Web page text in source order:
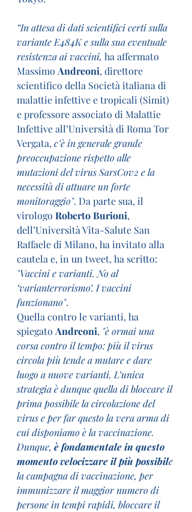
“In attesa di dati scientifici certi sulla
variante E484K e sulla sua eventuale
resistenza ai vaccini, ha affermato
Massimo Andreoni, direttore
scientifico della Società italiana di
malattie infettive e tropicali (Simit)
e professore associato di Malattie
Infettive all’Università di Roma Tor
Vergata, c’è in generale grande
preoccupazione rispetto alle
mutazioni del virus SarsCov2 e la
necessità di attuare un forte
monitoraggio". Da parte sua, il
virologo Roberto Burioni,
dell’Università Vita-Salute San
Raffaele di Milano, ha invitato alla
cautela e, in un tweet, ha scritto:
"Vaccini e varianti. No al
‘varianterrorismo’. I vaccini
funzionano".
Quella contro le varianti, ha
spiegato Andreoni, "è ormai una
corsa contro il tempo: più il virus
circola più tende a mutare e dare
luogo a nuove varianti. L’unica
strategia è dunque quella di bloccare il
prima possibile la circolazione del
virus e per far questo la vera arma di
cui disponiamo è la vaccinazione.
Dunque, è fondamentale in questo
momento velocizzare il più possibile
la campagna di vaccinazione, per
immunizzare il maggior numero di
persone in tempi rapidi, bloccare il